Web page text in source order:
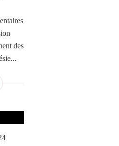
des